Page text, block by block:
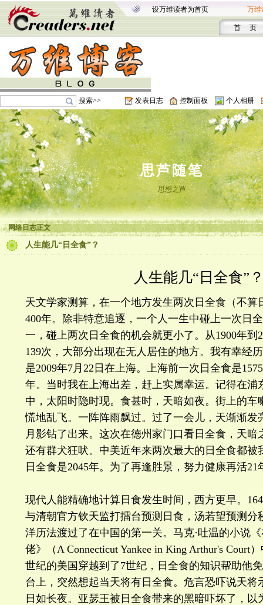
设万维读者为首页 万维
首 页
搜索>> 发表日志 控制面板 个人相册
思芦随笔
思想之芦
网络日志正文
人生能几“日全食”？
人生能几“日全食”
天文学家测算，在一个地方发生两次日全食（不算
400年。除非特意追逐，一个人一生中碰上一次日
一，碰上两次日全食的机会就更小了。从1900年到
139次，大部分出现在无人居住的地方。我有幸经
是2009年7月22日在上海。上海前一次日全食是
年。当时我在上海出差，赶上实属幸运。记得在浦
中，太阳时隐时现。食甚时，天暗如夜。街上的车
慌地乱飞。一阵阵雨飘过。过了一会儿，天渐渐发
月影钻了出来。这次在德州家门口看日全食，天暗
还有群犬狂吠。中美近年来两次最大的日全食都被
日全食是2045年。为了再逢胜景，努力健康再活21
现代人能精确地计算日食发生时间，西方更早。
与清朝官方钦天监打擂台预测日食，汤若望预测分
洋历法渡过了在中国的第一关。马克·吐温的小说
佬》（A Connecticut Yankee in King Arthur's Court
世纪的美国穿越到了7世纪，日全食的知识帮助他
台上，突然想起当天将有日全食。危言恐吓说天将
日如长夜。亚瑟王被日全食带来的黑暗吓坏了，以